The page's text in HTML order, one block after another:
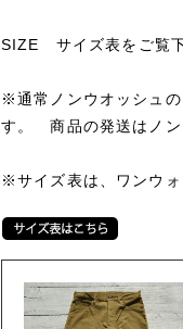
SIZE サイズ表をご覧下
※通常ノンウオッシュ
す。 商品の発送はノン
※サイズ表は、ワンウォ